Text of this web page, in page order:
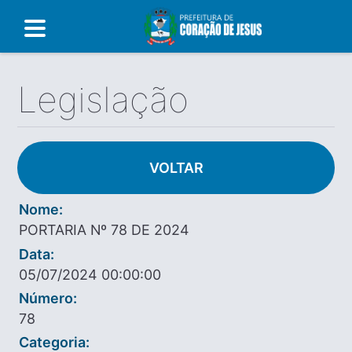
Legislação
VOLTAR
Nome:
PORTARIA Nº 78 DE 2024
Data:
05/07/2024 00:00:00
Número:
78
Categoria: